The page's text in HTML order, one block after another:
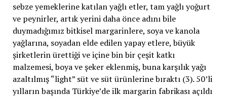
sebze yemeklerine katılan yağlı etler, tam yağlı yoğurt
ve peynirler, artık yerini daha önce adını bile
duymadığımız bitkisel margarinlere, soya ve kanola
yağlarına, soyadan elde edilen yapay etlere, büyük
şirketlerin ürettiği ve içine bin bir çeşit katkı
malzemesi, boya ve şeker eklenmiş, buna karşılık yağı
azaltılmış “light” süt ve süt ürünlerine bıraktı (3). 50’li
yılların başında Türkiye’de ilk margarin fabrikası açıldı